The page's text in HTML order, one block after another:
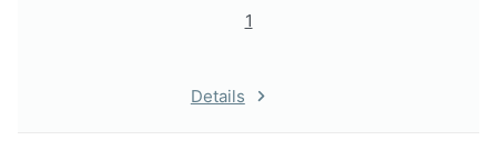
1
Details